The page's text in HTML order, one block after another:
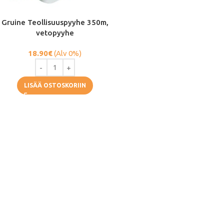
Gruine Teollisuuspyyhe 350m,
vetopyyhe
18.90€(Alv 0%)
LISÄÄ OSTOSKORIIN